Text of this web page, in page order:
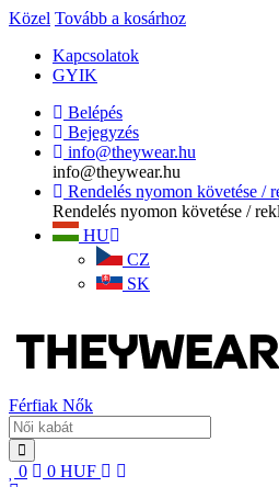
Közel Tovább a kosárhoz
Kapcsolatok
GYIK
Belépés
Bejegyzés
info@theywear.hu
info@theywear.hu
Rendelés nyomon követése /
Rendelés nyomon követése /
HU
CZ
SK
Férfiak Nők
0 0 HUF